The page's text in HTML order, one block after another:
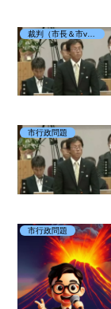
裁判（市長＆市vs丸田）
市行政問題
市行政問題